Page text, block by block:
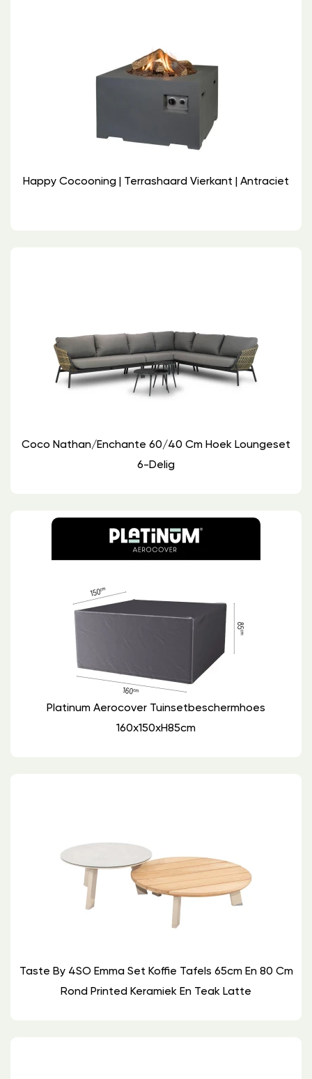
Happy Cocooning | Terrashaard Vierkant | Antraciet
Coco Nathan/Enchante 60/40 Cm Hoek Loungeset
6-Delig
Platinum Aerocover Tuinsetbeschermhoes
160x150xH85cm
Taste By 4SO Emma Set Koffie Tafels 65cm En 80 Cm
Rond Printed Keramiek En Teak Latte